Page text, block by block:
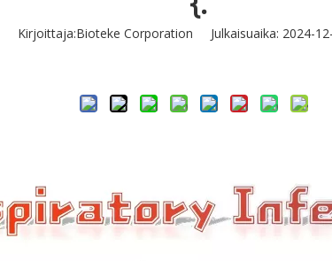
Kirjoittaja:Bioteke Corporation Julkaisuaika: 2024-